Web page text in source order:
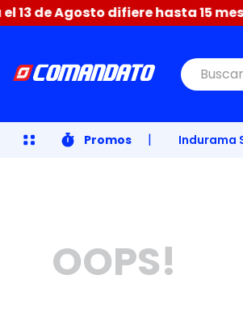
de Agosto difiere hasta 15
Buscar
Promos | Indurama
OOPS!